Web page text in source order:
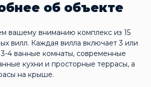
об объекте
вашему вниманию комплекс из 15
вилл. Каждая вилла включает 3 или
3-4 ванные комнаты, современные
кухни и просторные террасы, а
на крыше.